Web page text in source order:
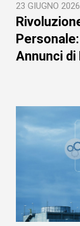
23 GIUGNO 2026
Annunci di